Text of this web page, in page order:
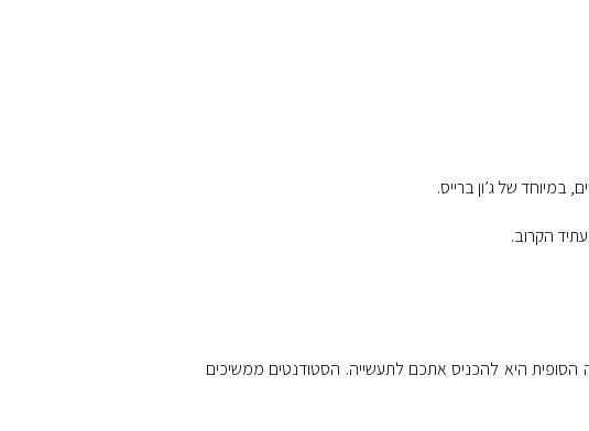
במיוחד של ג’ון ברייס.
הקרוב.
היא להכניס אתכם לתעשייה. הסטודנטים ממשיכים